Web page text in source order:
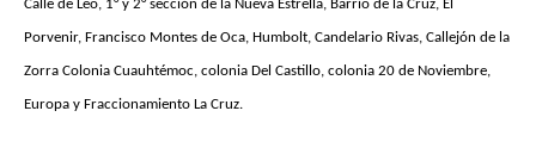
Calle de Leo, 1° y 2° sección de la Nueva Estrella, Barrio de la Cruz, El
Porvenir, Francisco Montes de Oca, Humbolt, Candelario Rivas, Callejón de la
Zorra Colonia Cuauhtémoc, colonia Del Castillo, colonia 20 de Noviembre,
Europa y Fraccionamiento La Cruz.